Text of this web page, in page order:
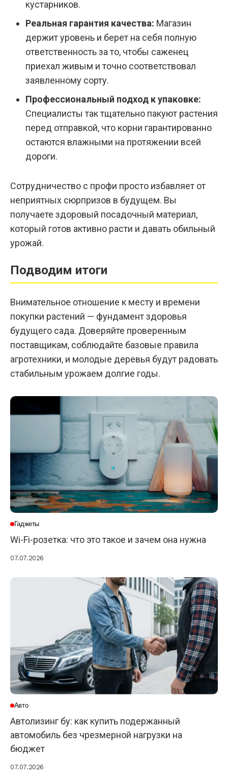
кустарников.
Реальная гарантия качества: Магазин
держит уровень и берет на себя полную
ответственность за то, чтобы саженец
приехал живым и точно соответствовал
заявленному сорту.
Профессиональный подход к упаковке:
Специалисты так тщательно пакуют растения
перед отправкой, что корни гарантированно
остаются влажными на протяжении всей
дороги.
Сотрудничество с профи просто избавляет от
неприятных сюрпризов в будущем. Вы
получаете здоровый посадочный материал,
который готов активно расти и давать обильный
урожай.
Подводим итоги
Внимательное отношение к месту и времени
покупки растений — фундамент здоровья
будущего сада. Доверяйте проверенным
поставщикам, соблюдайте базовые правила
агротехники, и молодые деревья будут радовать
стабильным урожаем долгие годы.
Гаджеты
Wi-Fi-розетка: что это такое и зачем она нужна
07.07.2026
Авто
Автолизинг бу: как купить подержанный
автомобиль без чрезмерной нагрузки на
бюджет
07.07.2026